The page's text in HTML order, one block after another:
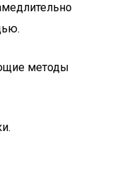
методы